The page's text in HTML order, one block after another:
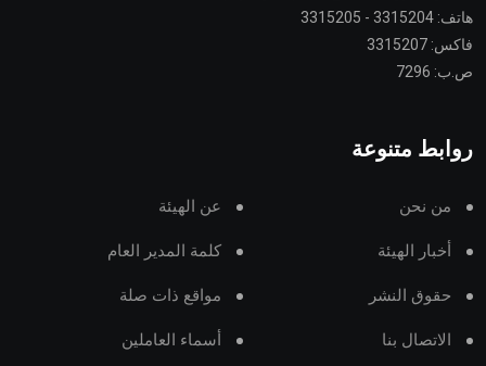
هاتف: 3315204 - 3315205
فاكس: 3315207
ص.ب: 7296
روابط متنوعة
من نحن عن الهيئة
أخبار الهيئة كلمة المدير العام
حقوق النشر مواقع ذات صلة
الاتصال بنا أسماء العاملين